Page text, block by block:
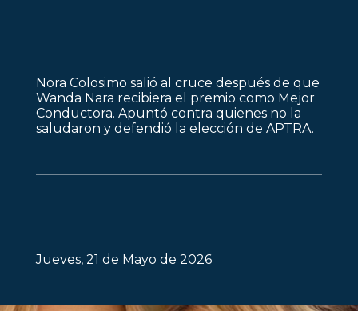
Nora Colosimo salió al cruce después de que
Wanda Nara recibiera el premio como Mejor
Conductora. Apuntó contra quienes no la
saludaron y defendió la elección de APTRA.
Jueves, 21 de Mayo de 2026